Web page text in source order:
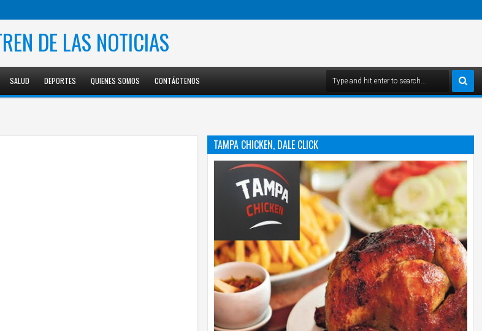
DE LAS NOTICIAS
SALUD DEPORTES QUIENES SOMOS CONTÁCTENOS
TAMPA CHICKEN, DALE CLICK